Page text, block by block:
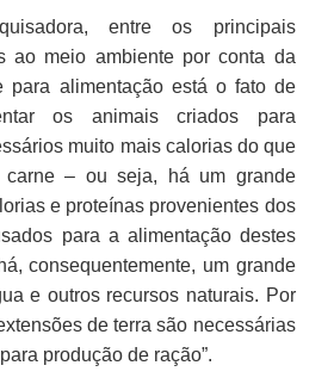
entre os principais
ao meio ambiente por conta da
para alimentação está o fato de
os animais criados para
muito mais calorias do que
carne – ou seja, há um grande
e proteínas provenientes dos
para a alimentação destes
consequentemente, um grande
e outros recursos naturais. Por
de terra são necessárias
produção de ração”.